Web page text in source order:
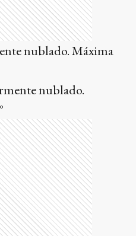
nublado. Máxima
nublado.